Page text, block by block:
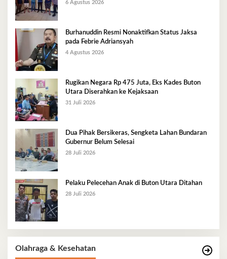
6 Agustus 2026
Burhanuddin Resmi Nonaktifkan Status Jaksa
pada Febrie Adriansyah
4 Agustus 2026
Rugikan Negara Rp 475 Juta, Eks Kades Buton
Utara Diserahkan ke Kejaksaan
31 Juli 2026
Dua Pihak Bersikeras, Sengketa Lahan Bundaran
Gubernur Belum Selesai
28 Juli 2026
Pelaku Pelecehan Anak di Buton Utara Ditahan
28 Juli 2026
Olahraga & Kesehatan